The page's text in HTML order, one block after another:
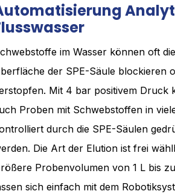
im Wasser können oft die
der SPE-Säule blockieren
Mit 4 bar positivem Druck
Proben mit Schwebstoffen in
durch die SPE-Säulen
Die Art der Elution ist frei
Probenvolumen von 1 L bis
sich einfach mit dem